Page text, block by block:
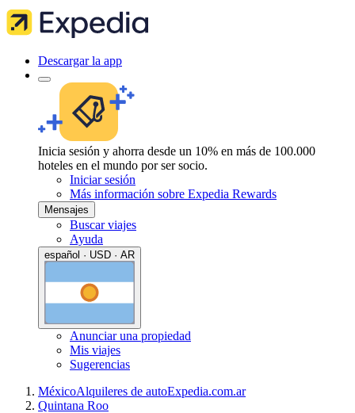
Descargar la app
Inicia sesión y ahorra desde un 10% en más de 100.000
hoteles en el mundo por ser socio.
Iniciar sesión
Más información sobre Expedia Rewards
Mensajes
Buscar viajes
Ayuda
español · USD · AR
Anunciar una propiedad
Mis viajes
Sugerencias
MéxicoAlquileres de autoExpedia.com.ar
Quintana Roo